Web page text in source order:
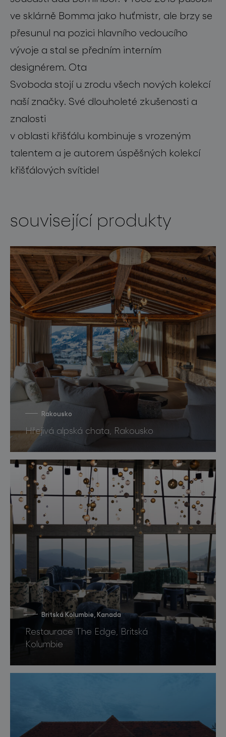
ve sklárně Bomma jako huťmistr, ale brzy se
přesunul na pozici hlavního vedoucího
vývoje a stal se předním interním
designérem. Ota
Svoboda stojí u zrodu všech nových kolekcí
naší značky. Své dlouholeté zkušenosti a
znalosti
v oblasti křišťálu kombinuje s vrozeným
talentem a je autorem úspěšných kolekcí
křišťálových svítidel
související produkty
Rakousko
Hřejivá alpská chata, Rakousko
Britská Kolumbie, Kanada
Restaurace The Edge, Britská
Kolumbie